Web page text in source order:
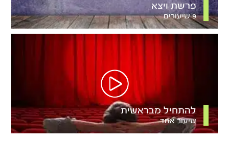
פרשת ויצא
9 שיעורים
להתחיל מבראשית
שיעור אחד